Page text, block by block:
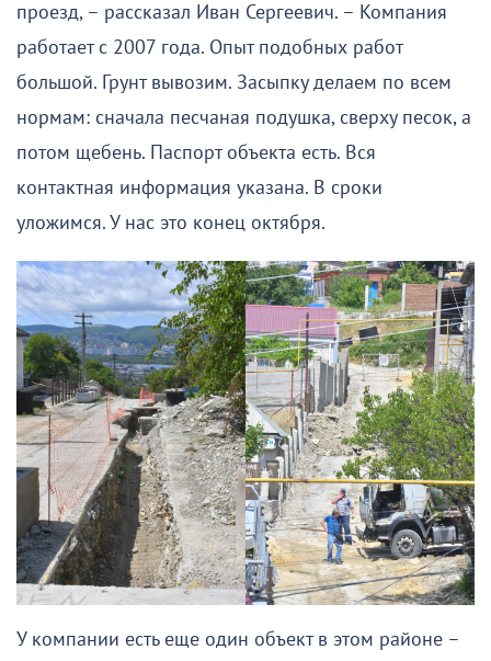
проезд, – рассказал Иван Сергеевич. – Компания
работает с 2007 года. Опыт подобных работ
большой. Грунт вывозим. Засыпку делаем по всем
нормам: сначала песчаная подушка, сверху песок, а
потом щебень. Паспорт объекта есть. Вся
контактная информация указана. В сроки
уложимся. У нас это конец октября.
У компании есть еще один объект в этом районе –